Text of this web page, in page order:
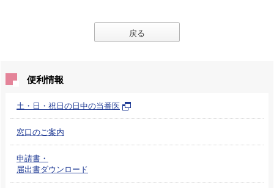
戻る
便利情報
土・日・祝日の日中の当番医
窓口のご案内
申請書・
届出書ダウンロード